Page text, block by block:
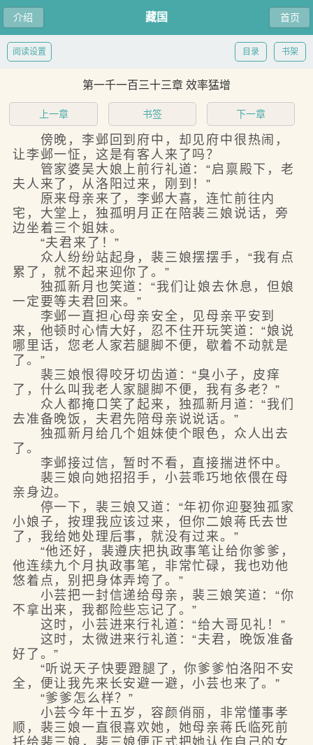
介绍 首页
藏国
书架
目录
阅读设置
第一千一百三十三章 效率猛增
上一章 书签 下一章
傍晚，李邺回到府中，却见府中很热闹，
让李邺一怔，这是有客人来了吗？
管家婆吴大娘上前行礼道：“启禀殿下，老
夫人来了，从洛阳过来，刚到！”
原来母亲来了，李邺大喜，连忙前往内
宅，大堂上，独孤明月正在陪裴三娘说话，旁
边坐着三个姐妹。
“夫君来了！”
众人纷纷站起身，裴三娘摆摆手，“我有点
累了，就不起来迎你了。”
独孤新月也笑道：“我们让娘去休息，但娘
一定要等夫君回来。”
李邺一直担心母亲安全，见母亲平安到
来，他顿时心情大好，忍不住开玩笑道：“娘说
哪里话，您老人家若腿脚不便，歇着不动就是
了。”
裴三娘恨得咬牙切齿道：“臭小子，皮痒
了，什么叫我老人家腿脚不便，我有多老？”
众人都掩口笑了起来，独孤新月道：“我们
去准备晚饭，夫君先陪母亲说说话。”
独孤新月给几个姐妹使个眼色，众人出去
了。
李邺接过信，暂时不看，直接揣进怀中。
裴三娘向她招招手，小芸乖巧地依偎在母
亲身边。
停一下，裴三娘又道：“年初你迎娶独孤家
小娘子，按理我应该过来，但你二娘蒋氏去世
了，我给她处理后事，就没有过来。”
“他还好，裴遵庆把执政事笔让给你爹爹，
他连续九个月执政事笔，非常忙碌，我也劝他
悠着点，别把身体弄垮了。”
小芸把一封信递给母亲，裴三娘笑道：“你
不拿出来，我都险些忘记了。”
这时，小芸进来行礼道：“给大哥见礼！”
这时，太微进来行礼道：“夫君，晚饭准备
好了。”
“听说天子快要蹬腿了，你爹爹怕洛阳不安
全，便让我先来长安避一避，小芸也来了。”
“爹爹怎么样？”
小芸今年十五岁，容颜俏丽，非常懂事孝
顺，裴三娘一直很喜欢她，她母亲蒋氏临死前
托给裴三娘，裴三娘便正式把她认作自己的女